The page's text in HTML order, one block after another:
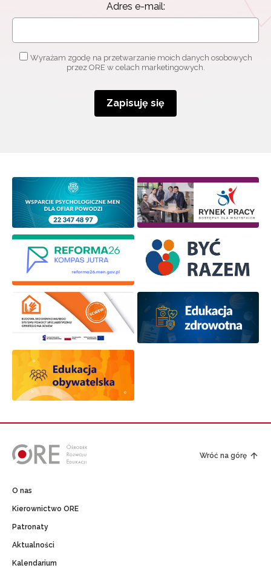
Adres e-mail:
Wyrażam zgodę na przetwarzanie moich danych osobowych
przez ORE w celach marketingowych.
Zapisuję się
Wróć na górę
O nas
Kierownictwo ORE
Patronaty
Aktualności
Kalendarium